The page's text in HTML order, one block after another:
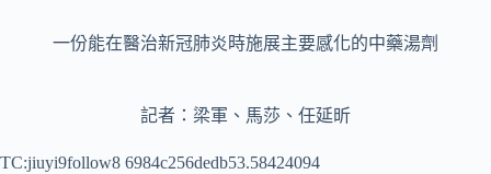
一份能在醫治新冠肺炎時施展主要感化的中藥湯劑
記者：梁軍、馬莎、任延昕
TC:jiuyi9follow8 6984c256dedb53.58424094